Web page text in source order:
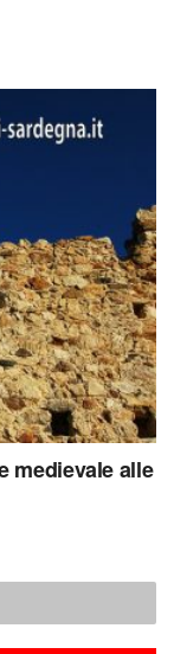
medievale alle